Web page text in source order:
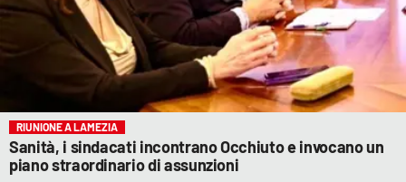
RIUNIONE A LAMEZIA
Sanità, i sindacati incontrano Occhiuto e invocano un
piano straordinario di assunzioni